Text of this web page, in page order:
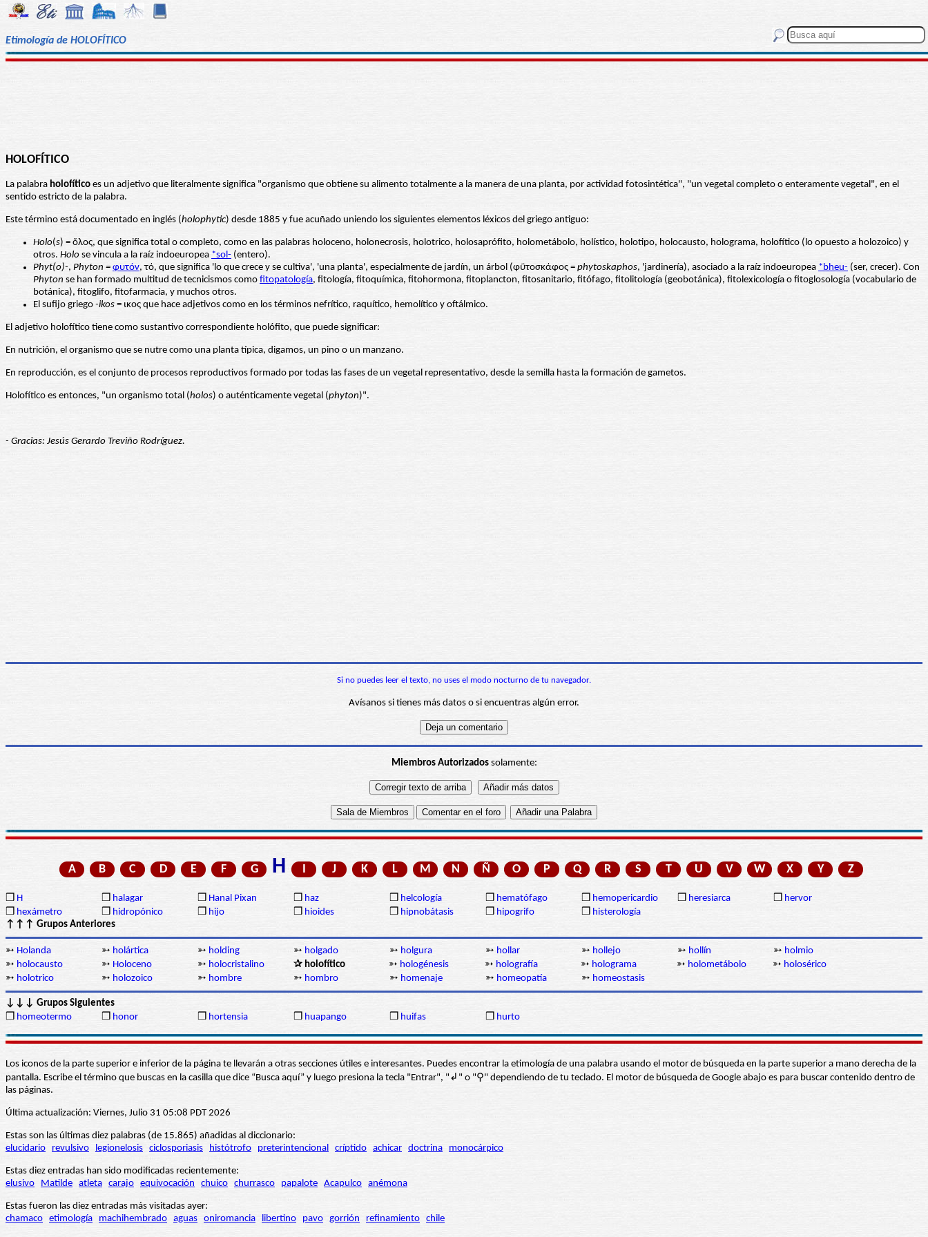
Etimología de HOLOFÍTICO
HOLOFÍTICO
La palabra holofítico es un adjetivo que literalmente significa "organismo que obtiene su alimento totalmente a la manera de una planta, por actividad fotosintética", "un vegetal completo o enteramente vegetal", en el
sentido estricto de la palabra.
Este término está documentado en inglés (holophytic) desde 1885 y fue acuñado uniendo los siguientes elementos léxicos del griego antiguo:
Holo(s) = ὅλος, que significa total o completo, como en las palabras holoceno, holonecrosis, holotrico, holosaprófito, holometábolo, holístico, holotipo, holocausto, holograma, holofítico (lo opuesto a holozoico) y
otros. Holo se vincula a la raíz indoeuropea *sol- (entero).
Phyt(o)-, Phyton = φυτόν, τό, que significa 'lo que crece y se cultiva', 'una planta', especialmente de jardín, un árbol (φΰτοσκάφος = phytoskaphos, 'jardinería), asociado a la raíz indoeuropea *bheu- (ser, crecer). Con
Phyton se han formado multitud de tecnicismos como fitopatología, fitología, fitoquímica, fitohormona, fitoplancton, fitosanitario, fitófago, fitolitología (geobotánica), fitolexicología o fitoglosología (vocabulario de
botánica), fitoglifo, fitofarmacia, y muchos otros.
El sufijo griego -ikos = ικος que hace adjetivos como en los términos nefrítico, raquítico, hemolítico y oftálmico.
El adjetivo holofítico tiene como sustantivo correspondiente holófito, que puede significar:
En nutrición, el organismo que se nutre como una planta típica, digamos, un pino o un manzano.
En reproducción, es el conjunto de procesos reproductivos formado por todas las fases de un vegetal representativo, desde la semilla hasta la formación de gametos.
Holofítico es entonces, "un organismo total (holos) o auténticamente vegetal (phyton)".
- Gracias: Jesús Gerardo Treviño Rodríguez.
Si no puedes leer el texto, no uses el modo nocturno de tu navegador.
Avísanos si tienes más datos o si encuentras algún error.
Miembros Autorizadossolamente:
A B C D E F G H I J K L M N Ñ O P Q R S T U V W X Y Z
❒ H ❒ halagar ❒ Hanal Pixan ❒ haz ❒ helcología ❒ hematófago ❒ hemopericardio ❒ heresiarca ❒ hervor
❒ hexámetro ❒ hidropónico ❒ hijo ❒ hioides ❒ hipnobátasis ❒ hipogrifo ❒ histerología
↑↑↑ Grupos Anteriores
➳ Holanda ➳ holártica ➳ holding ➳ holgado ➳ holgura ➳ hollar ➳ hollejo ➳ hollín ➳ holmio
➳ holocausto ➳ Holoceno ➳ holocristalino ✰ holofítico ➳ hologénesis ➳ holografía ➳ holograma ➳ holometábolo ➳ holosérico
➳ holotrico ➳ holozoico ➳ hombre ➳ hombro ➳ homenaje ➳ homeopatía ➳ homeostasis
↓↓↓ Grupos Siguientes
❒ homeotermo ❒ honor ❒ hortensia ❒ huapango ❒ huifas ❒ hurto
Los iconos de la parte superior e inferior de la página te llevarán a otras secciones útiles e interesantes. Puedes encontrar la etimología de una palabra usando el motor de búsqueda en la parte superior a mano derecha de la
pantalla. Escribe el término que buscas en la casilla que dice “Busca aquí” y luego presiona la tecla "Entrar", "↲" o "⚲" dependiendo de tu teclado. El motor de búsqueda de Google abajo es para buscar contenido dentro de
las páginas.
Última actualización: Viernes, Julio 31 05:08 PDT 2026
Estas son las últimas diez palabras (de 15.865) añadidas al diccionario:
elucidario
revulsivo legionelosis ciclosporiasis histótrofo preterintencional críptido achicar doctrina monocárpico
Estas diez entradas han sido modificadas recientemente:
elusivo
Matilde atleta carajo equivocación chuico churrasco papalote Acapulco anémona
Estas fueron las diez entradas más visitadas ayer:
chamaco etimología machihembrado aguas oniromancia libertino pavo gorrión refinamiento chile